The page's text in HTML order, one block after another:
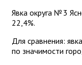
Явка округа № 3
22,4%.
Для сравнения:
по значимости